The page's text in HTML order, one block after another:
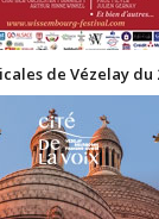
de Vézelay du